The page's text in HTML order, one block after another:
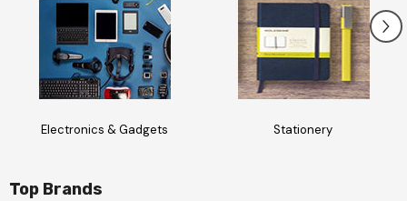
Electronics & Gadgets Stationery
Top Brands